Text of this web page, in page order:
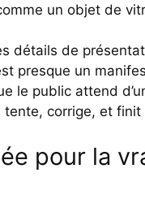
un objet de
détails de
presque un
le public attend
corrige, et finit
pour la